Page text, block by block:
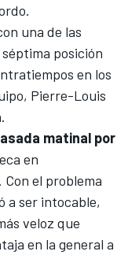
.
una de las
posición
en los
Pierre-Louis
matinal por
en
el problema
a ser intocable,
veloz que
en la general a